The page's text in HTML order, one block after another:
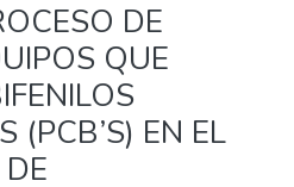
DE
QUE
(PCB’S) EN EL